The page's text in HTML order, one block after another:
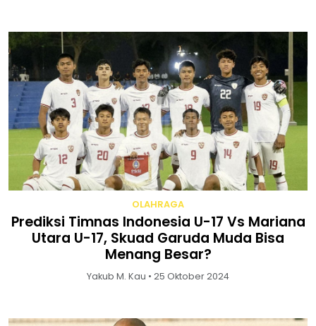
OLAHRAGA
Prediksi Timnas Indonesia U-17 Vs Mariana
Utara U-17, Skuad Garuda Muda Bisa
Menang Besar?
Yakub M. Kau • 25 Oktober 2024